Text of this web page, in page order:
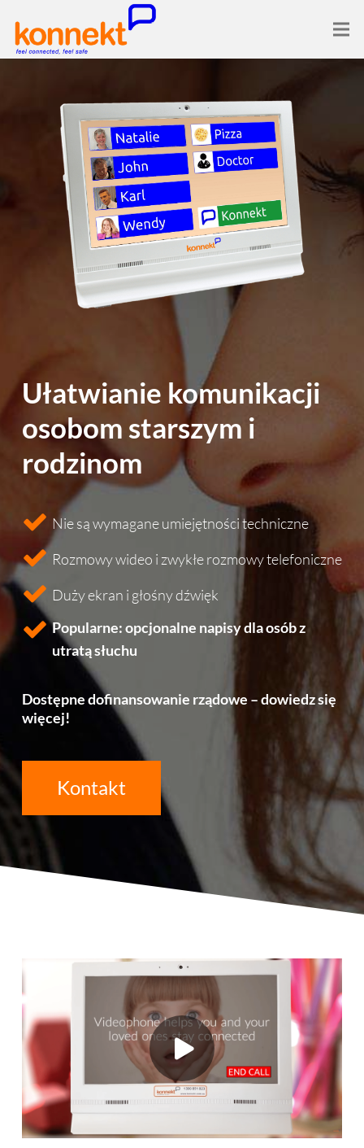
Ułatwianie komunikacji
osobom starszym i
rodzinom
Nie są wymagane umiejętności techniczne
Rozmowy wideo i zwykłe rozmowy telefoniczne
Duży ekran i głośny dźwięk
Popularne: opcjonalne napisy dla osób z
utratą słuchu
Dostępne dofinansowanie rządowe – dowiedz się
więcej!
Kontakt